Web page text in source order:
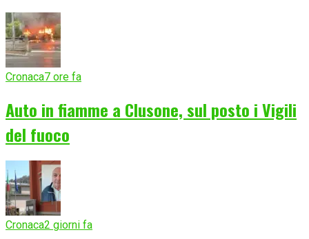
Cronaca7 ore fa
Auto in fiamme a Clusone, sul posto i Vigili
del fuoco
Cronaca2 giorni fa